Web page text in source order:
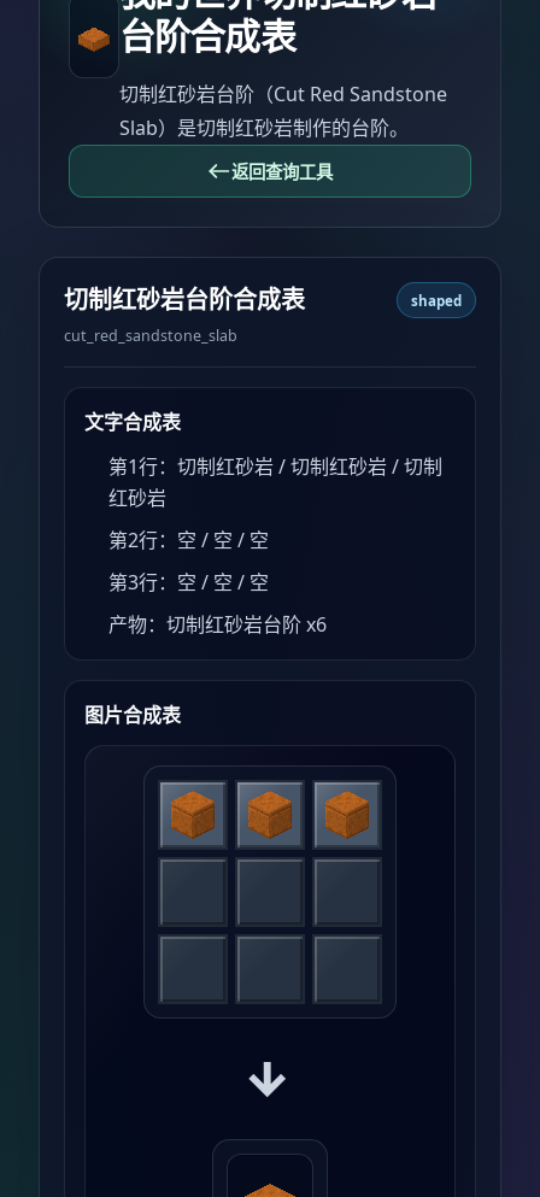
台阶合成表
切制红砂岩台阶（Cut Red Sandstone
Slab）是切制红砂岩制作的台阶。
返回查询工具
切制红砂岩台阶合成表
cut_red_sandstone_slab
shaped
文字合成表
第1行：切制红砂岩 / 切制红砂岩 / 切制
红砂岩
第2行：空 / 空 / 空
第3行：空 / 空 / 空
产物：切制红砂岩台阶 x6
图片合成表
→